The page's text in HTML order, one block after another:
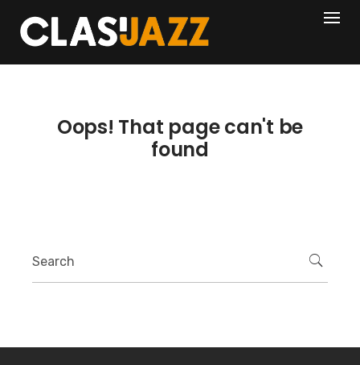
content
404
Oops! That page can't be
found